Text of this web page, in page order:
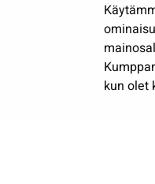
kun olet